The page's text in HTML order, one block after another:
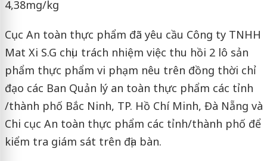
4,38mg/kg
Cục An toàn thực phẩm đã yêu cầu Công ty TNHH
Mat Xi S.G chịu trách nhiệm việc thu hồi 2 lô sản
phẩm thực phẩm vi phạm nêu trên đồng thời chỉ
đạo các Ban Quản lý an toàn thực phẩm các tỉnh
/thành phố Bắc Ninh, TP. Hồ Chí Minh, Đà Nẵng và
Chi cục An toàn thực phẩm các tỉnh/thành phố để
kiểm tra giám sát trên địa bàn.